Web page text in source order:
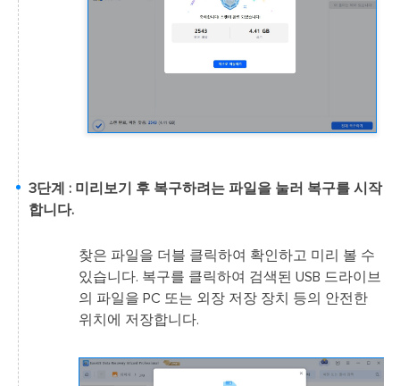
3단계 : 미리보기 후 복구하려는 파일을 눌러 복구를 시작
합니다.
찾은 파일을 더블 클릭하여 확인하고 미리 볼 수
있습니다. 복구를 클릭하여 검색된 USB 드라이브
의 파일을 PC 또는 외장 저장 장치 등의 안전한
위치에 저장합니다.